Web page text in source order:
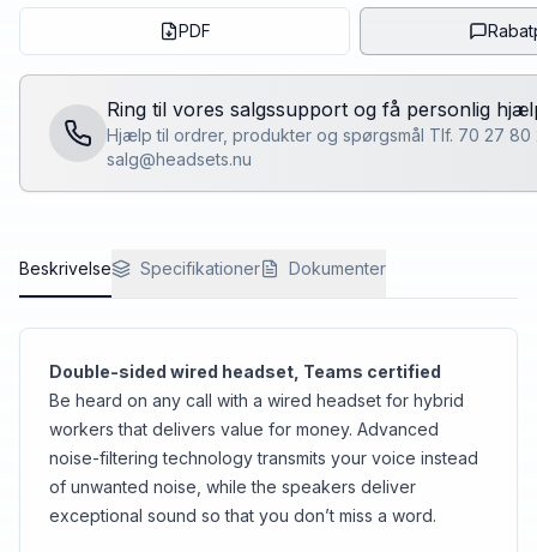
PDF
Ring til vores salgssupport og få personlig
Hjælp til ordrer, produkter og spørgsmål Tlf. 70 27 80
salg@headsets.nu
Beskrivelse Specifikationer Dokumenter
Double-sided wired headset, Teams certified
Be heard on any call with a wired headset for hybrid
workers that delivers value for money. Advanced
noise-filtering technology transmits your voice instead
of unwanted noise, while the speakers deliver
exceptional sound so that you don’t miss a word.